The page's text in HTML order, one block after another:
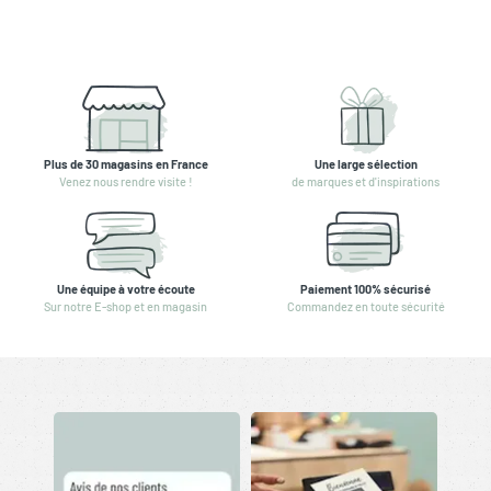
Plus de 30 magasins en France
Venez nous rendre visite !
Une large sélection
de marques et d'inspirations
Une équipe à votre écoute
Sur notre E-shop et en magasin
Paiement 100% sécurisé
Commandez en toute sécurité